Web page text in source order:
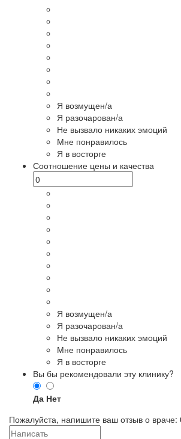
Я возмущен/а
Я разочарован/а
Не вызвало никаких эмоций
Мне понравилось
Я в восторге
Соотношение цены и качества
Я возмущен/а
Я разочарован/а
Не вызвало никаких эмоций
Мне понравилось
Я в восторге
Вы бы рекомендовали эту клинику?
Да Нет
Пожалуйста, напишите ваш отзыв о враче: